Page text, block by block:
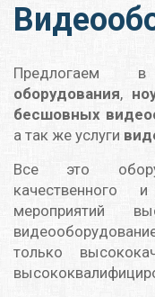
оборудования,
бесшовных
а так же услуги
Все это
качественного
мероприятий
только